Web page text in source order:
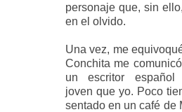
personaje que, sin
en el olvido.
Una vez, me
Conchita me
un escritor español
joven que yo. Poco
sentado en un café de